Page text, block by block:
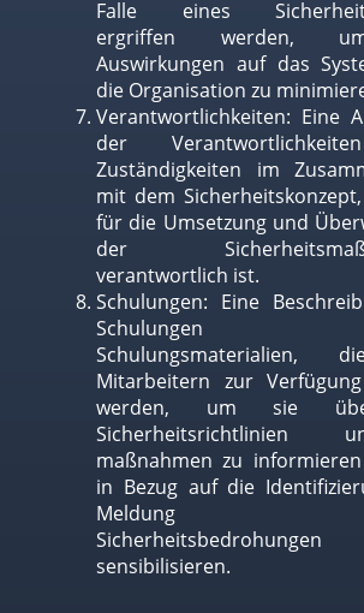
Falle eines
ergriffen werden,
Auswirkungen auf das
die Organisation zu
Verantwortlichkeiten: Eine
der
Zuständigkeiten im
mit dem
für die Umsetzung und
der
verantwortlich ist.
Schulungen: Eine
Schulungen
Schulungsmaterialien,
Mitarbeitern zur
werden, um sie
maßnahmen zu
in Bezug auf die
Meldung
sensibilisieren.